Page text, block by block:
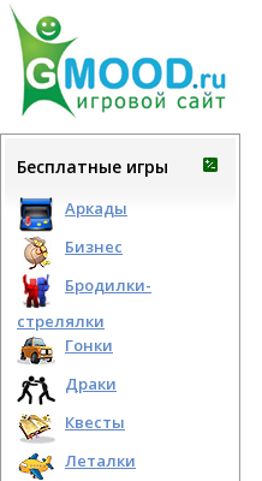
Бесплатные игры
Аркады
Бизнес
Бродилки-
стрелялки
Гонки
Драки
Квесты
Леталки